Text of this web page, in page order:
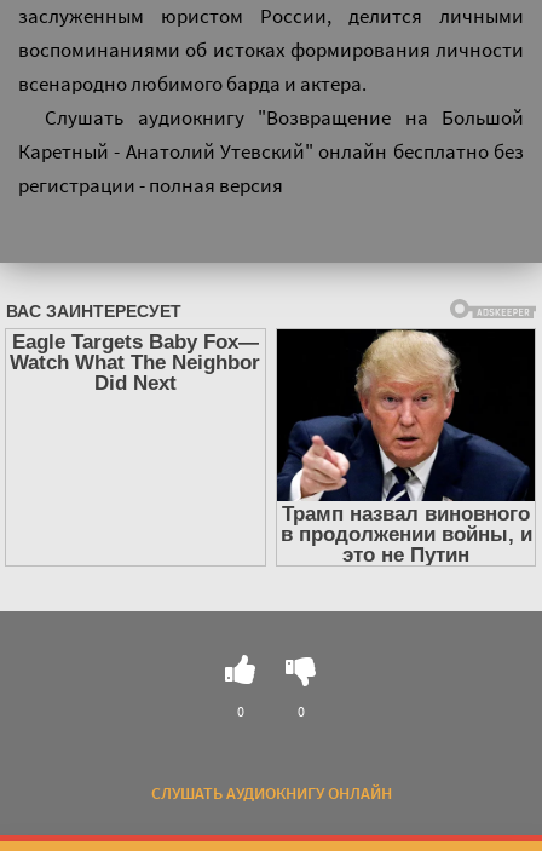
заслуженным юристом России, делится личными
воспоминаниями об истоках формирования личности
всенародно любимого барда и актера.
Слушать аудиокнигу "Возвращение на Большой
Каретный - Анатолий Утевский" онлайн бесплатно без
регистрации - полная версия
СЛУШАТЬ АУДИОКНИГУ ОНЛАЙН
0 0